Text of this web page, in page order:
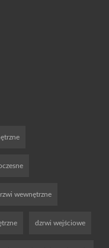
wewnętrzne
dzrwi wejściowe